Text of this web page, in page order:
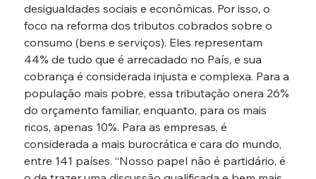
desigualdades sociais e econômicas. Por isso, o
foco na reforma dos tributos cobrados sobre o
consumo (bens e serviços). Eles representam
44% de tudo que é arrecadado no País, e sua
cobrança é considerada injusta e complexa. Para a
população mais pobre, essa tributação onera 26%
do orçamento familiar, enquanto, para os mais
ricos, apenas 10%. Para as empresas, é
considerada a mais burocrática e cara do mundo,
entre 141 países. “Nosso papel não é partidário, é